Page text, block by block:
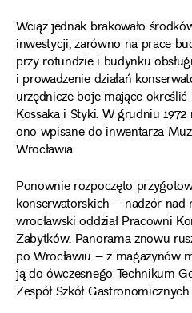
Wciąż jednak brakowało
inwestycji, zarówno na prace
przy rotundzie i budynku
i prowadzenie działań
urzędnicze boje mające określić
Kossaka i Styki. W grudniu
ono wpisane do inwentarza
Wrocławia.
Ponownie rozpoczęto
konserwatorskich – nadzór nad
wrocławski oddział Pracowni
Zabytków. Panorama znowu
po Wrocławiu – z magazynów
ją do ówczesnego Technikum
Zespół Szkół